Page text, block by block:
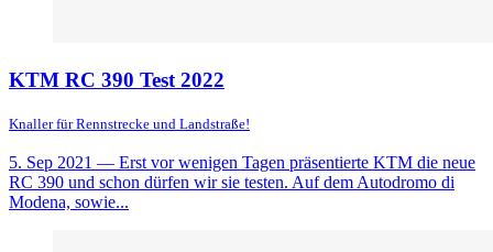
KTM RC 390 Test 2022
Knaller für Rennstrecke und Landstraße!
5. Sep 2021 — Erst vor wenigen Tagen präsentierte KTM die neue
RC 390 und schon dürfen wir sie testen. Auf dem Autodromo di
Modena, sowie...